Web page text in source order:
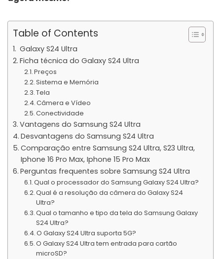
Table of Contents
Galaxy S24 Ultra
Ficha técnica do Galaxy S24 Ultra
Preços
Sistema e Memória
Tela
Câmera e Vídeo
Conectividade
Vantagens do Samsung S24 Ultra
Desvantagens do Samsung S24 Ultra
Comparação entre Samsung S24 Ultra, S23 Ultra,
Iphone 16 Pro Max, Iphone 15 Pro Max
Perguntas frequentes sobre Samsung S24 Ultra
Qual o processador do Samsung Galaxy S24 Ultra?
Qual é a resolução da câmera do Galaxy S24
Ultra?
Qual o tamanho e tipo da tela do Samsung Galaxy
S24 Ultra?
O Galaxy S24 Ultra suporta 5G?
O Galaxy S24 Ultra tem entrada para cartão
microSD?